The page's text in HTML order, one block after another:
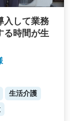
入して業務
る時間が生
生活介護